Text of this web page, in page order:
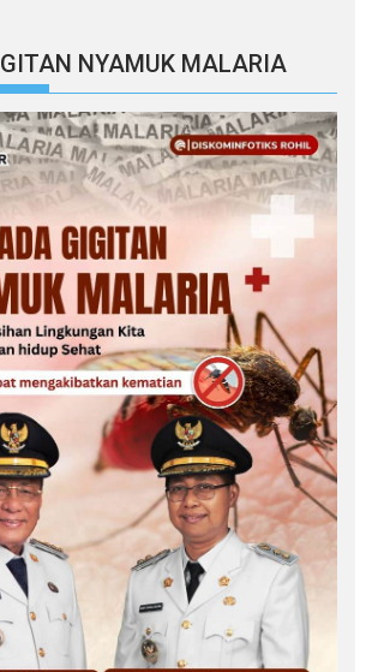
NYAMUK MALARIA